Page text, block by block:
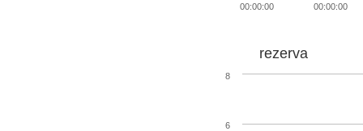
00:00:00
00:00:00
rezerva
6
8